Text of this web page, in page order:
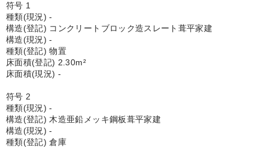
符号 1
種類(現況) -
構造(登記) コンクリートブロック造スレート葺平家建
構造(現況) -
種類(登記) 物置
床面積(登記) 2.30m²
床面積(現況) -
符号 2
種類(現況) -
構造(登記) 木造亜鉛メッキ鋼板葺平家建
構造(現況) -
種類(登記) 倉庫